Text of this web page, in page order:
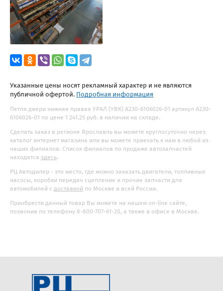
Указанные цены носят рекламный характер и не являются
публичной офертой. Подробная информация
Петля двери нижняя правая УРАЛ (УВК) А230-6106026-01 артикул А230-
6106026-01 по цене 1 241.25 руб. в наличии на складе.
Сделать заказ в регионе Ярославль вы можете круглосуточно через
каталог интернет магазина или вы можете приехать к нам в любой из
наших филиалов. Список филиалов по продаже автозапчастей
находятся здесь.
РЦ Автодилер - это место, где можно заказать двигатели, топливные
насосы, коробки передач сцепление и прочие запчасти для
автомобилей с доставкой по Москве и всей России.
Приобрести данный товар Вы можете на нашем on-line сайте,
позвонив по телефону 8-800-707-61-20, а также в офисе в Москве.